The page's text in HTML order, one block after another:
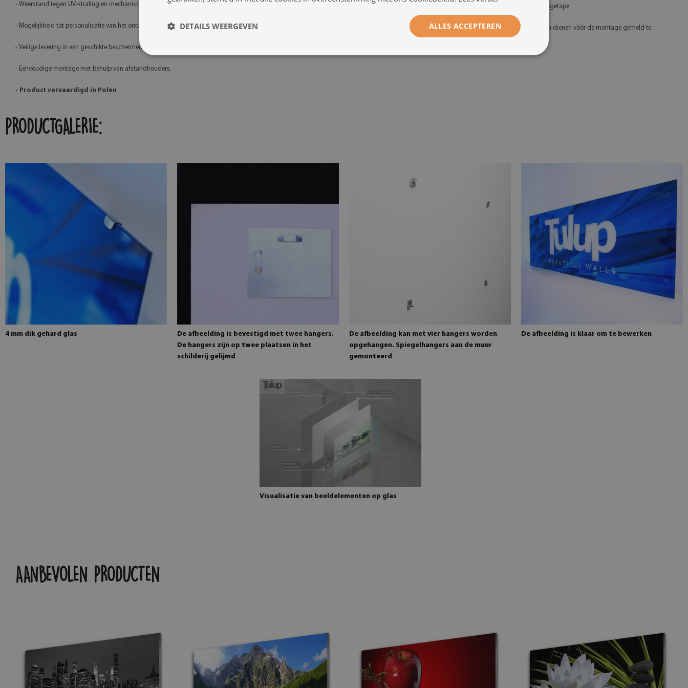
- Weerstand tegen UV-straling en mechanische beschadigingen,
- Mogelijkheid tot personalisatie van het ontwerp,
- Veilige levering in een geschikte beschermende verpakking,
- Eenvoudige montage met behulp van afstandhouders.
- Product vervaardigd in Polen
afstandhouders of speciale montagetape.
- Eventuele defecten en afwijkingen dienen vóór de montage gemeld te
worden.
PRODUCTGALERIE:
4 mm dik gehard glas
De afbeelding is bevestigd met twee hangers.
De hangers zijn op twee plaatsen in het
schilderij gelijmd
De afbeelding kan met vier hangers worden
opgehangen. Spiegelhangers aan de muur
gemonteerd
De afbeelding is klaar om te bewerken
Visualisatie van beeldelementen op glas
AANBEVOLEN PRODUCTEN
ALLES ACCEPTEREN
DETAILS WEERGEVEN